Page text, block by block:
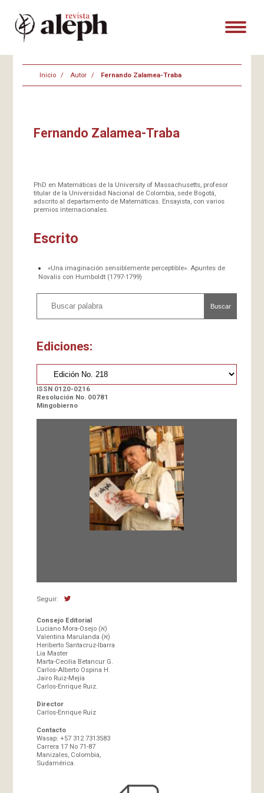
Inicio Autor Fernando Zalamea-Traba
Fernando Zalamea-Traba
PhD en Matemáticas de la University of Massachusetts, profesor
titular de la Universidad Nacional de Colombia, sede Bogotá,
adscrito al departamento de Matemáticas. Ensayista, con varios
premios internacionales.
Escrito
«Una imaginación sensiblemente perceptible». Apuntes de
Novalis con Humboldt (1797-1799)
Buscar
Ediciones:
ISSN 0120-0216
Resolución No. 00781
Mingobierno
Seguir:
Consejo Editorial
Luciano Mora-Osejo (א)
Valentina Marulanda (א)
Heriberto Santacruz-Ibarra
Lia Master
Marta-Cecilia Betancur G.
Carlos-Alberto Ospina H.
Jairo Ruiz-Mejía
Carlos-Enrique Ruiz.
Director
Carlos-Enrique Ruiz
Contacto
Wasap: +57 312 7313583
Carrera 17 No 71-87
Manizales, Colombia,
Sudamérica.